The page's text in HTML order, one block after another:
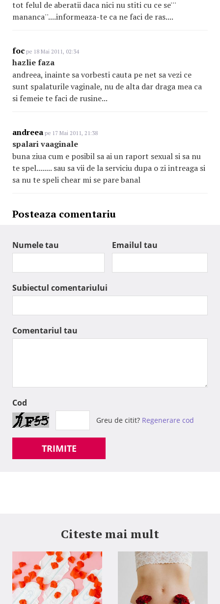
tot felul de aberatii daca nici nu stiti cu ce se'''
mananca''....informeaza-te ca ne faci de ras....
foc pe 18 Mai 2011, 02:34
hazlie faza
andreea, inainte sa vorbesti cauta pe net sa vezi ce
sunt spalaturile vaginale, nu de alta dar draga mea ca
si femeie te faci de rusine...
andreea pe 17 Mai 2011, 21:38
spalari vaaginale
buna ziua cum e posibil sa ai un raport sexual si sa nu
te spel........ sau sa vii de la serviciu dupa o zi intreaga si
sa nu te speli chear mi se pare banal
Posteaza comentariu
Numele tau Emailul tau
Subiectul comentariului
Comentariul tau
Cod
Greu de citit? Regenerare cod
TRIMITE
Citeste mai mult